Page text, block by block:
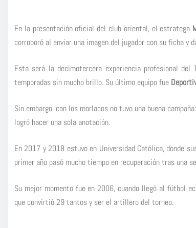
En la presentación oficial del club oriental, el estratega
corroboró al enviar una imagen del jugador con su ficha y
Esta será la decimotercera experiencia profesional
temporadas sin mucho brillo. Su último equipo fue
Sin embargo, con los morlacos no tuvo una buena
logró hacer una sola anotación.
En 2017 y 2018 estuvo en Universidad Católica, donde
primer año pasó mucho tiempo en recuperación tras una
Su mejor momento fue en 2006, cuando llegó al fútbol
que convirtió 29 tantos y ser el artillero del torneo.